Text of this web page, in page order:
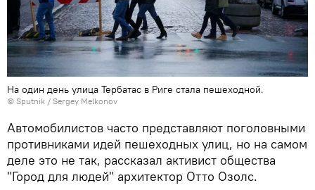
На один день улица Тербатас в Риге стала пешеходной.
© Sputnik / Sergey Melkonov
Автомобилистов часто представляют поголовными
противниками идей пешеходных улиц, но на самом
деле это не так, рассказал активист общества
"Город для людей" архитектор Отто Озолс.